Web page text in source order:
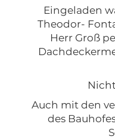
Eingeladen
Theodor-
Herr Groß
Auch mit den
des